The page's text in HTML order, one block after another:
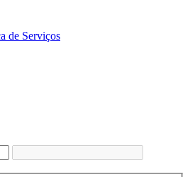
de Serviços